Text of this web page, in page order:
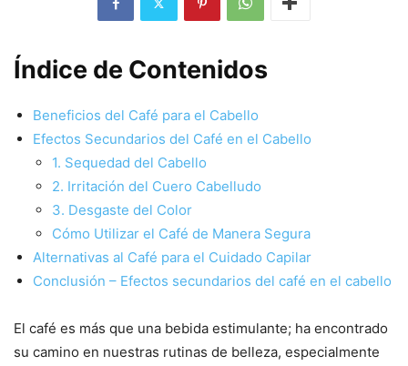
Índice de Contenidos
Beneficios del Café para el Cabello
Efectos Secundarios del Café en el Cabello
1. Sequedad del Cabello
2. Irritación del Cuero Cabelludo
3. Desgaste del Color
Cómo Utilizar el Café de Manera Segura
Alternativas al Café para el Cuidado Capilar
Conclusión – Efectos secundarios del café en el cabello
El café es más que una bebida estimulante; ha encontrado
su camino en nuestras rutinas de belleza, especialmente